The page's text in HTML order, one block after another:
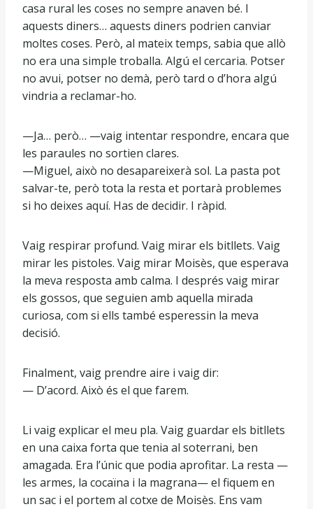
casa rural les coses no sempre anaven bé. I
aquests diners… aquests diners podrien canviar
moltes coses. Però, al mateix temps, sabia que allò
no era una simple troballa. Algú el cercaria. Potser
no avui, potser no demà, però tard o d’hora algú
vindria a reclamar-ho.
—Ja… però… —vaig intentar respondre, encara que
les paraules no sortien clares.
—Miguel, això no desapareixerà sol. La pasta pot
salvar-te, però tota la resta et portarà problemes
si ho deixes aquí. Has de decidir. I ràpid.
Vaig respirar profund. Vaig mirar els bitllets. Vaig
mirar les pistoles. Vaig mirar Moisès, que esperava
la meva resposta amb calma. I després vaig mirar
els gossos, que seguien amb aquella mirada
curiosa, com si ells també esperessin la meva
decisió.
Finalment, vaig prendre aire i vaig dir:
— D’acord. Això és el que farem.
Li vaig explicar el meu pla. Vaig guardar els bitllets
en una caixa forta que tenia al soterrani, ben
amagada. Era l’únic que podia aprofitar. La resta —
les armes, la cocaïna i la magrana— el fiquem en
un sac i el portem al cotxe de Moisès. Ens vam